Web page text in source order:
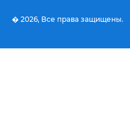
� 2026, Все права защищены.